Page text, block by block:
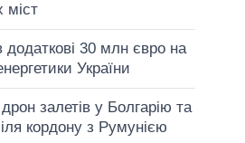
міст
30 млн євро на
України
залетів у Болгарію та
кордону з Румунією